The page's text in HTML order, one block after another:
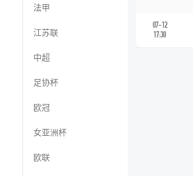
法甲
江苏联
中超
足协杯
欧冠
女亚洲杯
欧联
07-12
17:30